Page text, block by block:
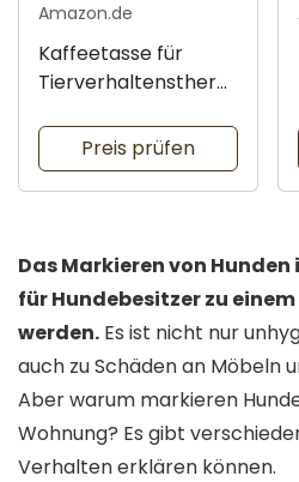
Amazon.de
Kaffeetasse für
Tierverhaltensthera
Preis prüfen
Das Markieren von
für Hundebesitzer zu
werden. Es ist nicht nur
auch zu Schäden an Möbeln
Aber warum markieren
Wohnung? Es gibt
Verhalten erklären können.